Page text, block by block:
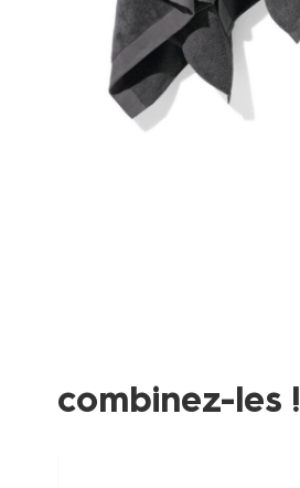
image
combinez-les !